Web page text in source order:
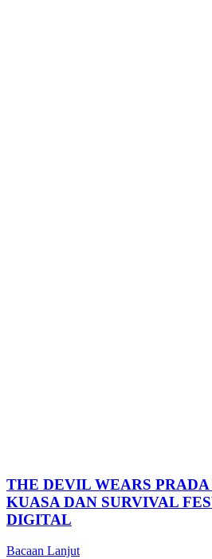
THE DEVIL WEARS
KUASA DAN SURVIVAL
DIGITAL
Bacaan Lanjut